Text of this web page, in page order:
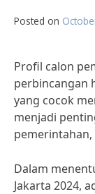
Posted on
Profil calon
perbincangan
yang cocok
menjadi
Dalam
Jakarta 2024,